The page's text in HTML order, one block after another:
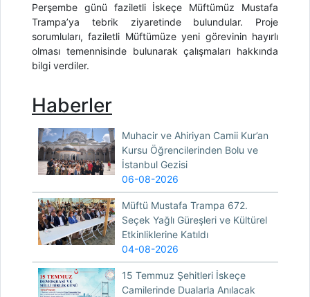
Perşembe günü faziletli İskeçe Müftümüz Mustafa
Trampa’ya tebrik ziyaretinde bulundular. Proje
sorumluları, faziletli Müftümüze yeni görevinin hayırlı
olması temennisinde bulunarak çalışmaları hakkında
bilgi verdiler.
Haberler
Muhacir ve Ahiriyan Camii Kur’an
Kursu Öğrencilerinden Bolu ve
İstanbul Gezisi
06-08-2026
Müftü Mustafa Trampa 672.
Seçek Yağlı Güreşleri ve Kültürel
Etkinliklerine Katıldı
04-08-2026
15 Temmuz Şehitleri İskeçe
Camilerinde Dualarla Anılacak